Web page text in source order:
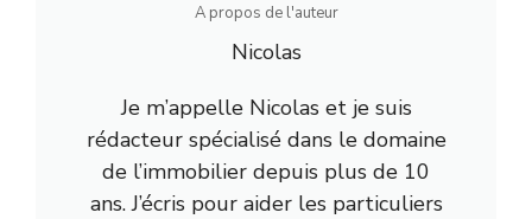
A propos de l'auteur
Nicolas
Je m’appelle Nicolas et je suis
rédacteur spécialisé dans le domaine
de l’immobilier depuis plus de 10
ans. J’écris pour aider les particuliers